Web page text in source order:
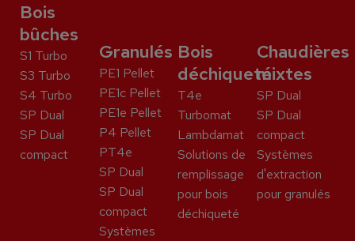
Bois
bûches
S1 Turbo
S3 Turbo
S4 Turbo
SP Dual
SP Dual
compact
Granulés
PE1 Pellet
PE1c Pellet
PE1e Pellet
P4 Pellet
PT4e
SP Dual
SP Dual
compact
Systèmes
Bois
déchiqueté
T4e
Turbomat
Lambdamat
Solutions de
remplissage
pour bois
déchiqueté
Chaudières
mixtes
SP Dual
SP Dual
compact
Systèmes
d'extraction
pour granulés